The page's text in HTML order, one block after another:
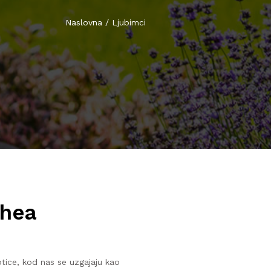
Naslovna / Ljubimci
kod nas se uzgajaju kao